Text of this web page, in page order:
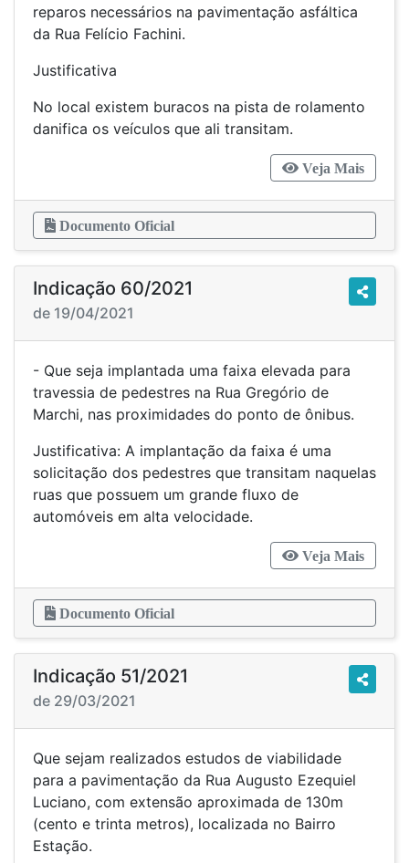
reparos necessários na pavimentação asfáltica
da Rua Felício Fachini.
Justificativa
No local existem buracos na pista de rolamento
danifica os veículos que ali transitam.
Veja Mais
Documento Oficial
Indicação 60/2021
de 19/04/2021
- Que seja implantada uma faixa elevada para
travessia de pedestres na Rua Gregório de
Marchi, nas proximidades do ponto de ônibus.
Justificativa: A implantação da faixa é uma
solicitação dos pedestres que transitam naquelas
ruas que possuem um grande fluxo de
automóveis em alta velocidade.
Veja Mais
Documento Oficial
Indicação 51/2021
de 29/03/2021
Que sejam realizados estudos de viabilidade
para a pavimentação da Rua Augusto Ezequiel
Luciano, com extensão aproximada de 130m
(cento e trinta metros), localizada no Bairro
Estação.